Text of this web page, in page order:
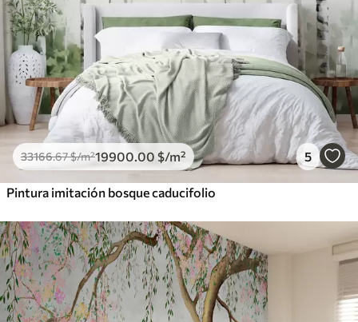
33166.67$/m²19900 .00 $/m² 5
Pintura imitación bosque caducifolio